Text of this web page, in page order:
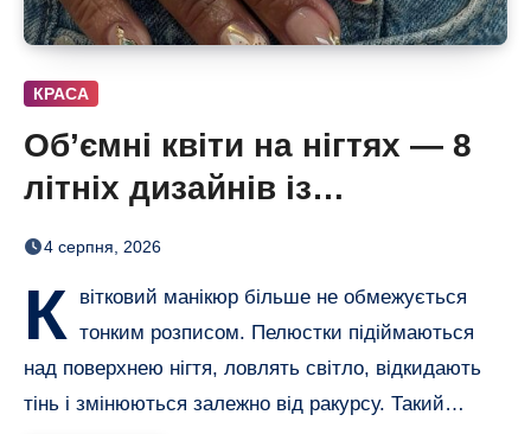
КРАСА
Об’ємні квіти на нігтях — 8
літніх дизайнів із
неймовірним 3D-ефектом
4 серпня, 2026
К
вітковий манікюр більше не обмежується
тонким розписом. Пелюстки підіймаються
над поверхнею нігтя, ловлять світло, відкидають
тінь і змінюються залежно від ракурсу. Такий…